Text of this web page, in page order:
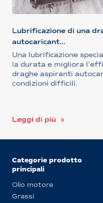
Lubrificazione di una
autocaricant...
Una lubrificazione
la durata e migliora
draghe aspiranti
condizioni difficili.
Leggi di più
Categorie prodotto
principali
Olio motore
Grassi